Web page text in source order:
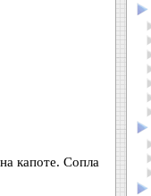
капоте. Сопла